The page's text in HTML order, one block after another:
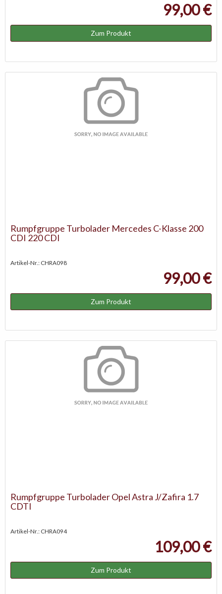
99,00 €
Zum Produkt
Rumpfgruppe Turbolader Mercedes C-Klasse 200
CDI 220 CDI
Artikel-Nr.: CHRA098
99,00 €
Zum Produkt
Rumpfgruppe Turbolader Opel Astra J/Zafira 1.7
CDTI
Artikel-Nr.: CHRA094
109,00 €
Zum Produkt